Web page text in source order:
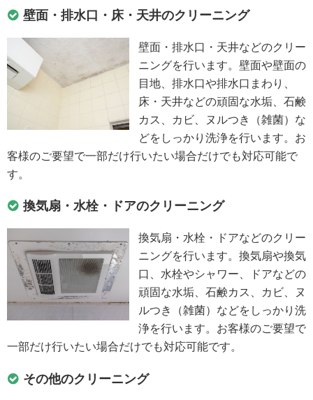
壁面・排水口・床・天井のクリーニング
壁面・排水口・天井などのクリー
ニングを行います。壁面や壁面の
目地、排水口や排水口まわり、
床・天井などの頑固な水垢、石鹸
カス、カビ、ヌルつき（雑菌）な
どをしっかり洗浄を行います。お
客様のご要望で一部だけ行いたい場合だけでも対応可能で
す。
換気扇・水栓・ドアのクリーニング
換気扇・水栓・ドアなどのクリー
ニングを行います。換気扇や換気
口、水栓やシャワー、ドアなどの
頑固な水垢、石鹸カス、カビ、ヌ
ルつき（雑菌）などをしっかり洗
浄を行います。お客様のご要望で
一部だけ行いたい場合だけでも対応可能です。
その他のクリーニング